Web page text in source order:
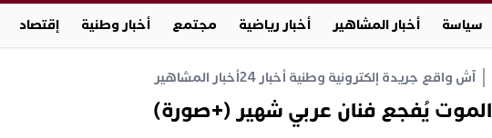
سياسة أخبار المشاهير أخبار رياضية مجتمع أخبار وطنية إقتصاد
آش واقع جريدة إلكترونية وطنية أخبار 24 أخبار المشاهير
الموت يُفجع فنان عربي شهير (+صورة)